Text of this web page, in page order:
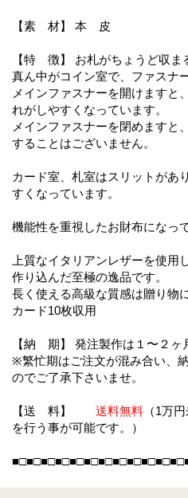
【素 材】 本 皮
【特 徴】 お札がちょうど収ま
真ん中がコイン室で、ファスナ
メインファスナーを開けますと
れがしやすくなっています。
メインファスナーを閉めますと
することはございません。
カード室、札室はスリットがあ
すくなっています。
機能性を重視したお財布になっ
上質なイタリアンレザーを使用
作り込んだ至極の逸品です。
長く使える高級な質感は贈り物
カード10枚収用
【納 期】 発注製作は１〜２ヶ
※繁忙期はご注文が混み合い、
のでご了承下さいませ。
【送 料】 送料無料 （1万
を行う事が可能です。）